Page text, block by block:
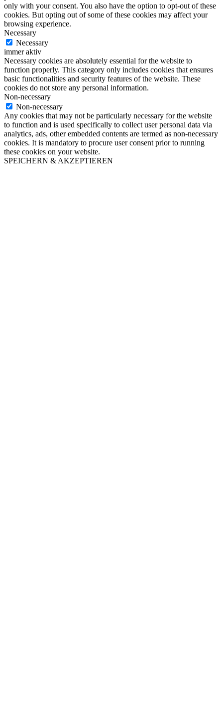
only with your consent. You also have the option to opt-out of these
cookies. But opting out of some of these cookies may affect your
browsing experience.
Necessary
Necessary
immer aktiv
Necessary cookies are absolutely essential for the website to
function properly. This category only includes cookies that ensures
basic functionalities and security features of the website. These
cookies do not store any personal information.
Non-necessary
Non-necessary
Any cookies that may not be particularly necessary for the website
to function and is used specifically to collect user personal data via
analytics, ads, other embedded contents are termed as non-necessary
cookies. It is mandatory to procure user consent prior to running
these cookies on your website.
SPEICHERN & AKZEPTIEREN